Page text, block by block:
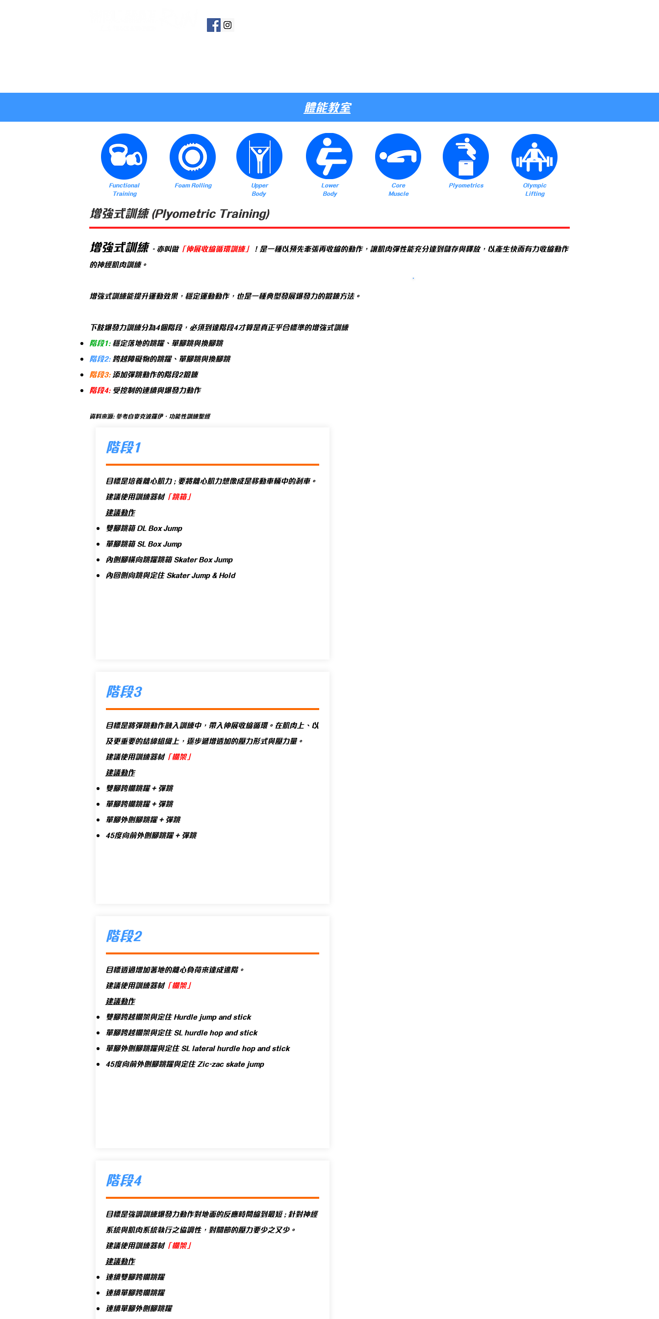
體能教室
Functional
Training
Foam Rolling
Upper
Body
Lower
Body
Core
Muscle
Plyometrics
Olympic
Lifting
增強式訓練 (Plyometric Training)
增強式訓練- 亦叫做「伸展收縮循環訓練」 ！是一種以預先牽張再收縮的動作，讓肌肉彈性能充分達到儲存與釋放，以產生快而有力收縮動作
的神經肌肉訓練。
增強式訓練能提升運動效果，穩定運動動作，也是一種典型發展爆發力的鍛鍊方法。
下肢爆發力訓練分為4個階段，必須到達階段4才算是真正乎合標準的增強式訓練
階段1: 穩定落地的跳躍、單腳跳與換腳跳
階段2:跨越障礙物的跳躍、單腳跳與換腳跳
階段3:添加彈跳動作的階段2鍛鍊
​階段4:受控制的連續與爆發力動作
​資料來源: 參考自麥克波羅伊．功能性訓練聖經
階段1
目標是培養離心肌力 ; 要將離心肌力想像成是移動車輛中的剎車。
建議使用訓練器材「跳箱」
建議動作
雙腳跳箱 DL Box Jump
單腳跳箱 SL Box Jump
內側腳橫向跳躍跳箱 Skater Box Jump
內回側向跳與定住 Skater Jump & Hold
階段3
目標是將彈跳動作融入訓練中，帶入伸展收縮循環。在肌肉上、以
及更重要的結締組織上，逐步遞增透加的壓力形式與壓力量。
建議使用訓練器材「欄架」
建議動作
雙腳跨欄跳躍 + 彈跳
單腳跨欄跳躍 + 彈跳
單腳外側腳跳躍 + 彈跳
45度向前外側腳跳躍 + 彈跳
階段2
目標透過增加著地的離心負荷來達成進階。
建議使用訓練器材「欄架」
建議動作
雙腳跨越欄架與定住 Hurdle jump and stick
單腳跨越欄架與定住 SL hurdle hop and stick
單腳外側腳跳躍與定住 SL lateral hurdle hopand stick
45度向前外側腳跳躍與定住 Zic-zac skate jump
階段4
目標是強調訓練爆發力動作對地面的反應時間縮到最短 ; 針對神經
系統與肌肉系統執行之協調性，對關節的壓力要少之又少。
建議使用訓練器材「欄架」
建議動作
連續雙腳跨欄跳躍
連續單腳跨欄跳躍
連續單腳外側腳跳躍